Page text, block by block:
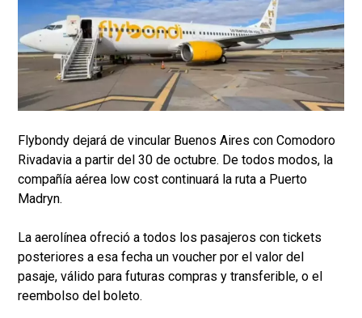
Flybondy dejará de vincular Buenos Aires con Comodoro
Rivadavia a partir del 30 de octubre. De todos modos, la
compañía aérea low cost continuará la ruta a Puerto
Madryn.
La aerolínea ofreció a todos los pasajeros con tickets
posteriores a esa fecha un voucher por el valor del
pasaje, válido para futuras compras y transferible, o el
reembolso del boleto.